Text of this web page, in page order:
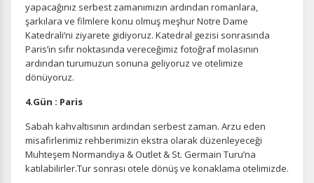
yapacağınız serbest zamanımızın ardından romanlara,
şarkılara ve filmlere konu olmuş meşhur Notre Dame
Katedrali’ni ziyarete gidiyoruz. Katedral gezisi sonrasında
Paris’in sıfır noktasında vereceğimiz fotoğraf molasının
ardından turumuzun sonuna geliyoruz ve otelimize
dönüyoruz.
4.Gün : Paris
Sabah kahvaltısının ardından serbest zaman. Arzu eden
misafirlerimiz rehberimizin ekstra olarak düzenleyeceği
Muhteşem Normandiya & Outlet & St. Germain Turu’na
katılabilirler.Tur sonrası otele dönüş ve konaklama otelimizde.